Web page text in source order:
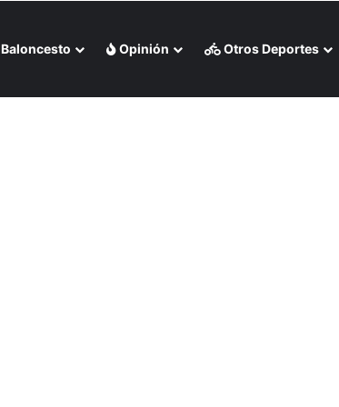
Baloncesto Opinión Otros Deportes